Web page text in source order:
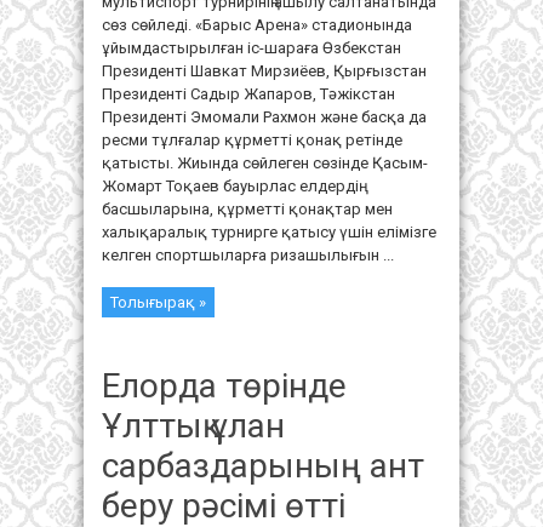
сөз сөйледі. «Барыс Арена» стадионында
ұйымдастырылған іс-шараға Өзбекстан
Президенті Шавкат Мирзиёев, Қырғызстан
Президенті Садыр Жапаров, Тәжікстан
Президенті Эмомали Рахмон және басқа да
ресми тұлғалар құрметті қонақ ретінде
қатысты. Жиында сөйлеген сөзінде Қасым-
Жомарт Тоқаев бауырлас елдердің
басшыларына, құрметті қонақтар мен
халықаралық турнирге қатысу үшін елімізге
келген спортшыларға ризашылығын ...
Толығырақ »
Елорда төрінде
Ұлттық ұлан
сарбаздарының ант
беру рәсімі өтті